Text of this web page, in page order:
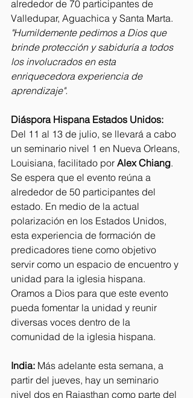
alrededor de 70 participantes de
Valledupar, Aguachica y Santa Marta.
"Humildemente pedimos a Dios que
brinde protección y sabiduría a todos
los involucrados en esta
enriquecedora experiencia de
aprendizaje".
Diáspora Hispana Estados Unidos:
Del 11 al 13 de julio, se llevará a cabo
un seminario nivel 1 en Nueva Orleans,
Louisiana, facilitado por Alex Chiang.
Se espera que el evento reúna a
alrededor de 50 participantes del
estado. En medio de la actual
polarización en los Estados Unidos,
esta experiencia de formación de
predicadores tiene como objetivo
servir como un espacio de encuentro y
unidad para la iglesia hispana.
Oramos a Dios para que este evento
pueda fomentar la unidad y reunir
diversas voces dentro de la
comunidad de la iglesia hispana.
India: Más adelante esta semana, a
partir del jueves, hay un seminario
nivel dos en Rajasthan como parte del